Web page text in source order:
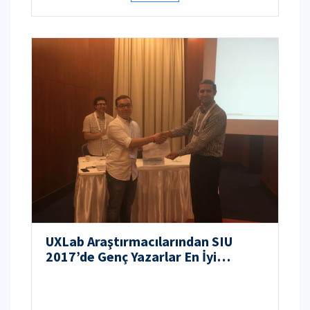
UXLab Araştırmacılarından SIU
2017’de Genç Yazarlar En İyi